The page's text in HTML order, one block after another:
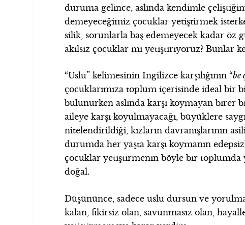
duruma gelince, aslında kendimle
demeyeceğimiz çocuklar yetiştirmek
silik, sorunlarla baş edemeyecek kadar öz
akılsız çocuklar mı yetiştiriyoruz? Bunlar
“Uslu” kelimesinin İngilizce karşılığının “be
çocuklarımıza toplum içerisinde ideal bir
bulunurken aslında karşı koymayan birer
aileye karşı koyulmayacağı, büyüklere
nitelendirildiği, kızların davranışlarının
durumda her yaşta karşı koymanın
çocuklar yetiştirmenin böyle bir toplumda
doğal.
Düşününce, sadece uslu dursun ve
kalan, fikirsiz olan, savunmasız olan,